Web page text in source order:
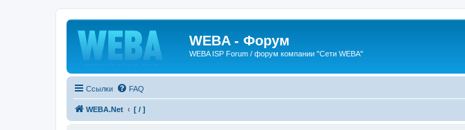
WEBA - Форум
WEBA ISP Forum / форум компании "Сети WEBA"
Ссылки FAQ
WEBA.Net [ / ]